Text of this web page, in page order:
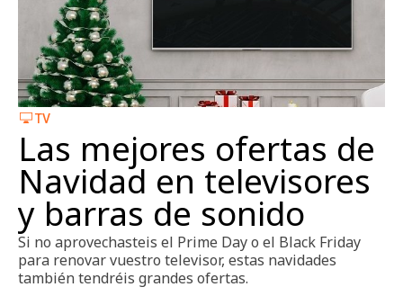
TV
Las mejores ofertas de
Navidad en televisores
y barras de sonido
Si no aprovechasteis el Prime Day o el Black Friday
para renovar vuestro televisor, estas navidades
también tendréis grandes ofertas.